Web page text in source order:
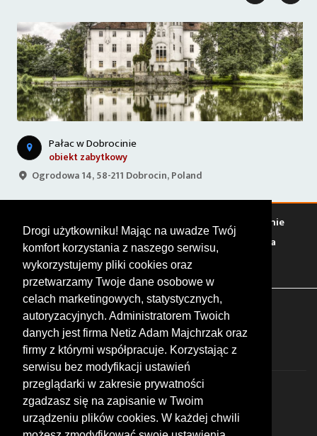
Drogi użytkowniku! Mając na uwadze Twój
komfort korzystania z naszego serwisu,
wykorzystujemy pliki cookies oraz
przetwarzamy Twoje dane osobowe w
celach marketingowych, statystycznych,
autoryzacyjnych. Administratorem Twoich
danych jest firma Netiz Adam Majchrzak oraz
firmy z którymi współpracuje. Korzystając z
serwisu bez modyfikacji ustawień
przeglądarki w zakresie prywatności
zgadzasz się na zapisanie w Twoim
urządzeniu plików cookies. W każdej chwili
Pałac w Dobrocinie
obiekt zabytkowy
Ogrodowa 14, 58-211 Dobrocin, Poland
Warto zobaczyć Serwisy Stacje paliw
Jedzenie
Bary Zakwaterowanie Tory Zloty Rajdy
Spotkania
Targi Giełdy Szkolenia
FOLLOW US